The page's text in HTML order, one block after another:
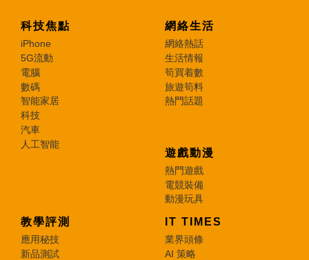
科技焦點
iPhone
5G流動
電腦
數碼
智能家居
科技
汽車
人工智能
網絡生活
網絡熱話
生活情報
筍買着數
旅遊筍料
熱門話題
遊戲動漫
熱門遊戲
電競裝備
動漫玩具
教學評測
應用秘技
新品測試
IT TIMES
業界頭條
AI 策略